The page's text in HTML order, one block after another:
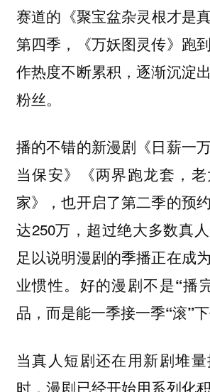
赛道的《聚宝盆杂灵根才是
第四季，《万妖图灵传》跑
作热度不断累积，逐渐沉淀
粉丝。
播的不错的新漫剧《日薪一
当保安》《两界跑龙套，
家》，也开启了第二季的预
达250万，超过绝大多数真
足以说明漫剧的季播正在成
业惯性。好的漫剧不是“播
品，而是能一季接一季“滚”下
当真人短剧还在用新剧堆
时，漫剧已经开始用系列化